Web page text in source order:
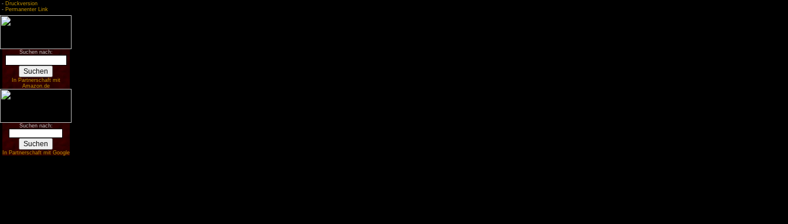
- Druckversion
- Permanenter Link
Suchen nach:
In Partnerschaft mit
Amazon.de
Suchen nach:
In Partnerschaft mit Google